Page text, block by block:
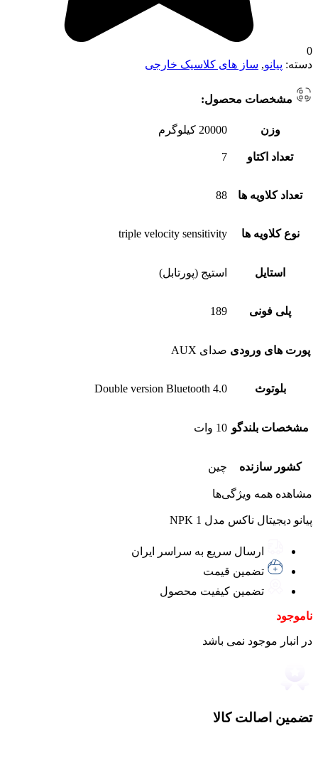
0
دسته: پیانو, ساز های کلاسیک خارجی
مشخصات محصول:
وزن 20000 کیلوگرم
تعداد اکتاو 7
تعداد کلاویه ها 88
نوع کلاویه ها triple velocity sensitivity
استایل استیج (پورتابل)
پلی فونی 189
پورت های ورودی صدای AUX
بلوتوث Double version Bluetooth 4.0
مشخصات بلندگو 10 وات
کشور سازنده چین
مشاهده همه ویژگی‌ها
پیانو دیجیتال ناکس مدل NPK 1
ارسال سریع به سراسر ایران
تضمین قیمت
تضمین کیفیت محصول
ناموجود
در انبار موجود نمی باشد
تضمین اصالت کالا